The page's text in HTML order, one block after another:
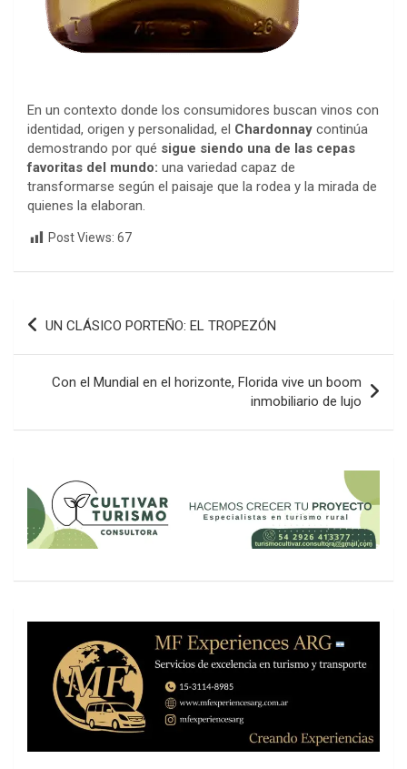
En un contexto donde los consumidores buscan vinos con
identidad, origen y personalidad, el Chardonnay continúa
demostrando por qué sigue siendo una de las cepas
favoritas del mundo: una variedad capaz de
transformarse según el paisaje que la rodea y la mirada de
quienes la elaboran.
Post Views: 67
Navegación
de
UN CLÁSICO PORTEÑO: EL TROPEZÓN
Con el Mundial en el horizonte, Florida vive un boom
inmobiliario de lujo